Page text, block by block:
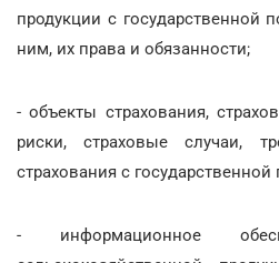
продукции с государственной
ним, их права и обязанности;
- объекты страхования,
риски, страховые случаи,
страхования с
- информационное